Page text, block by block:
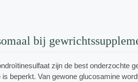
bij
zijn de best onderzochte
beperkt. Van gewone glucosamine